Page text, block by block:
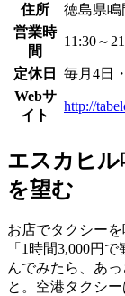
住所
徳島県鳴
営業時
間
11:30～
定休日
毎月4日
Webサ
イト
http://
エスカヒル
を望む
お店でタクシー
「1時間3,000円
んでみたら、あ
と。空港タクシー